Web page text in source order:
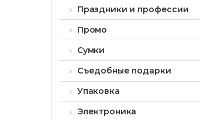
Праздники и профессии
Промо
Сумки
Съедобные подарки
Упаковка
Электроника